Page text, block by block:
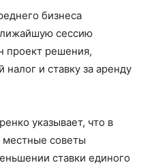
бизнеса
сессию
проект решения,
и ставку за аренду
указывает, что в
местные советы
ставки единого